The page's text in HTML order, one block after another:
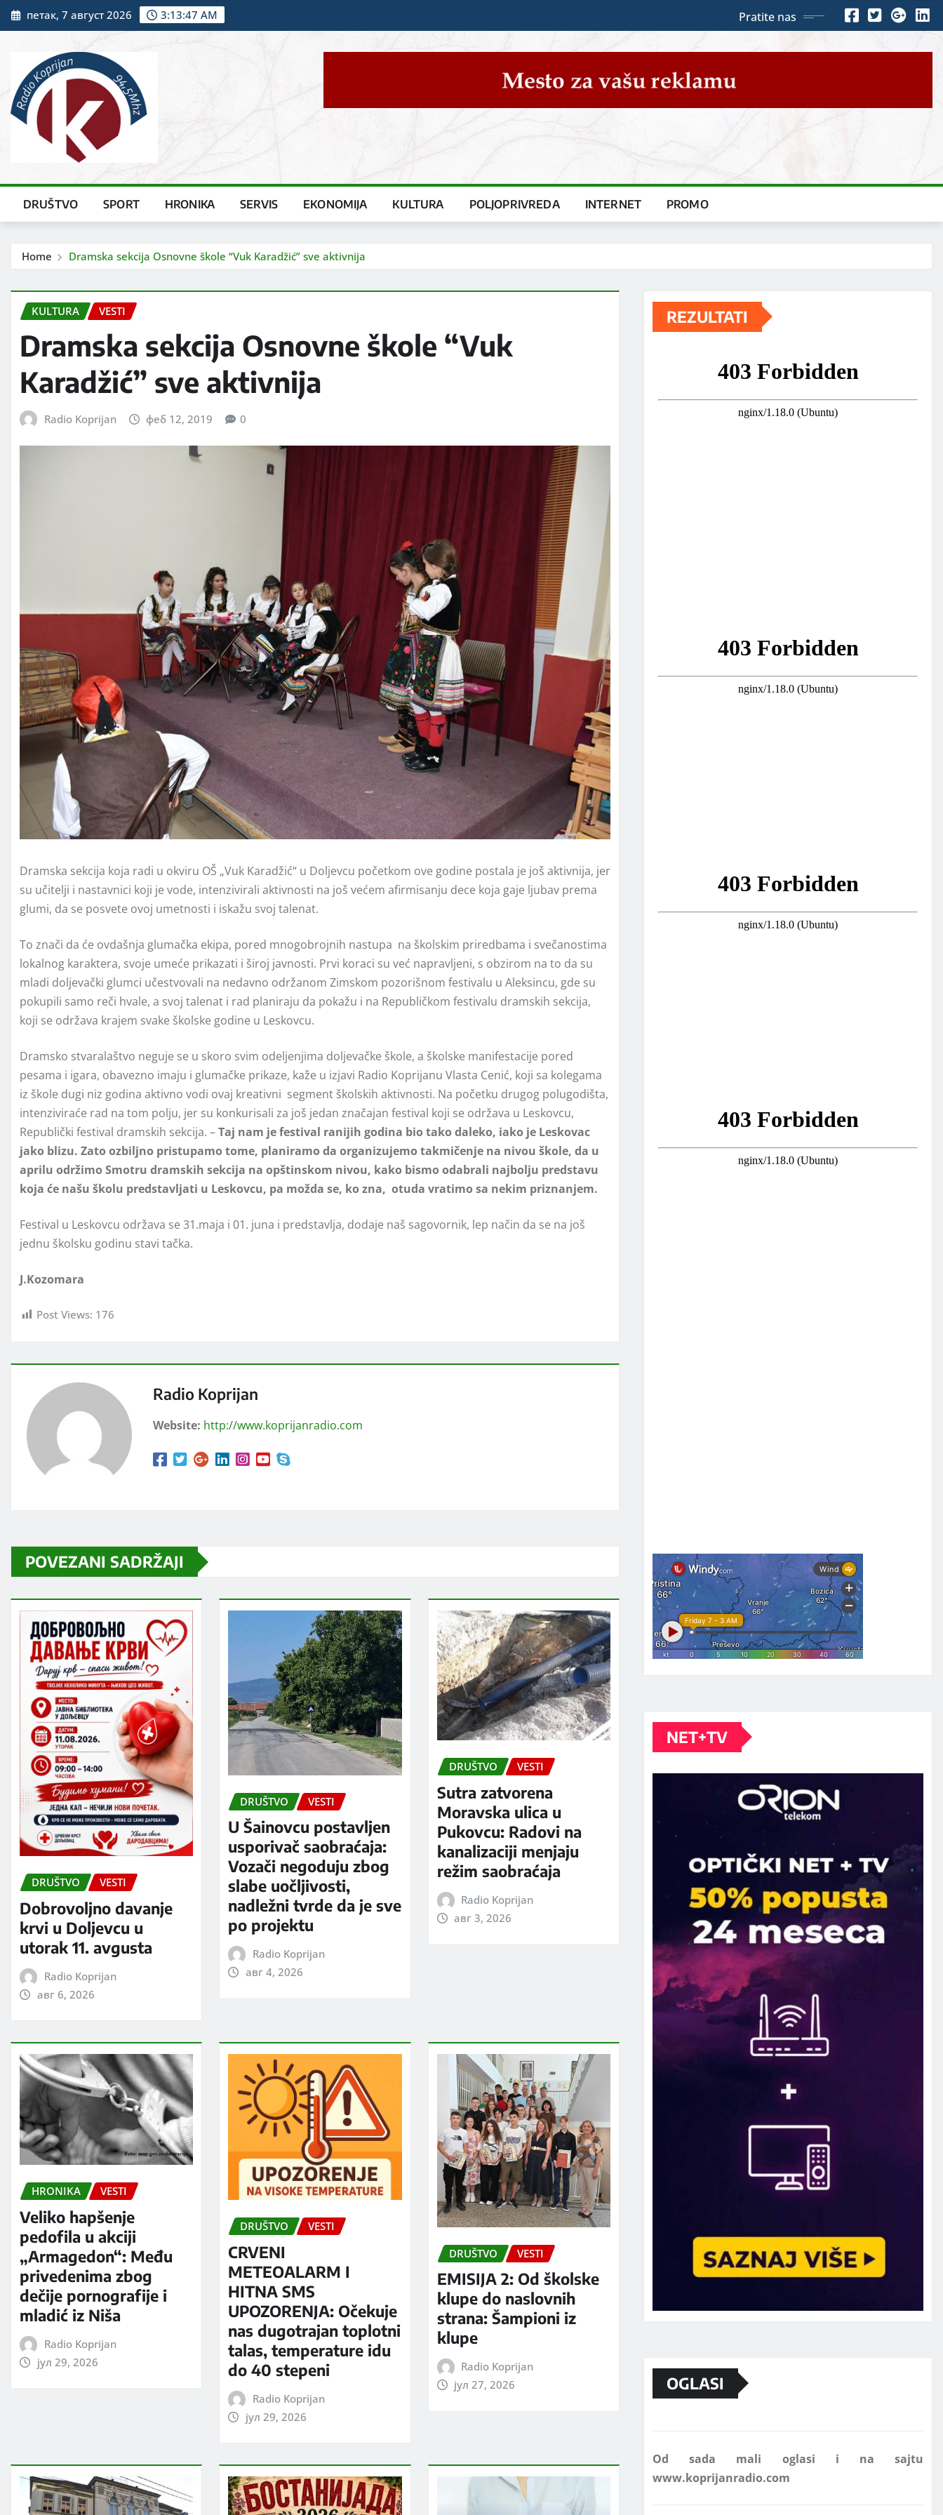
Skip
to
петак, 7 август 2026 3:13:48 AM Pratite nas
DRUŠTVO SPORT HRONIKA SERVIS EKONOMIJA KULTURA POLJOPRIVREDA INTERNET PROMO
Home Dramska sekcija Osnovne škole “Vuk Karadžić” sve aktivnija
KULTURA VESTI
Dramska sekcija Osnovne škole “Vuk
Karadžić” sve aktivnija
Radio Koprijan феб 12, 2019 0
Dramska sekcija koja radi u okviru OŠ „Vuk Karadžić“ u Doljevcu početkom ove godine postala je još aktivnija, jer
su učitelji i nastavnici koji je vode, intenzivirali aktivnosti na još većem afirmisanju dece koja gaje ljubav prema
glumi, da se posvete ovoj umetnosti i iskažu svoj talenat.
To znači da će ovdašnja glumačka ekipa, pored mnogobrojnih nastupa na školskim priredbama i svečanostima
lokalnog karaktera, svoje umeće prikazati i široj javnosti. Prvi koraci su već napravljeni, s obzirom na to da su
mladi doljevački glumci učestvovali na nedavno održanom Zimskom pozorišnom festivalu u Aleksincu, gde su
pokupili samo reči hvale, a svoj talenat i rad planiraju da pokažu i na Republičkom festivalu dramskih sekcija,
koji se održava krajem svake školske godine u Leskovcu.
Dramsko stvaralaštvo neguje se u skoro svim odeljenjima doljevačke škole, a školske manifestacije pored
pesama i igara, obavezno imaju i glumačke prikaze, kaže u izjavi Radio Koprijanu Vlasta Cenić, koji sa kolegama
iz škole dugi niz godina aktivno vodi ovaj kreativni segment školskih aktivnosti. Na početku drugog polugodišta,
intenziviraće rad na tom polju, jer su konkurisali za još jedan značajan festival koji se održava u Leskovcu,
Republički festival dramskih sekcija. –Taj nam je festival ranijih godina bio tako daleko, iako je Leskovac
jako blizu. Zato ozbiljno pristupamo tome, planiramo da organizujemo takmičenje na nivou škole, da u
aprilu održimo Smotru dramskih sekcija na opštinskom nivou, kako bismo odabrali najbolju predstavu
koja će našu školu predstavljati u Leskovcu, pa možda se, ko zna, otuda vratimo sa nekim priznanjem.
Festival u Leskovcu održava se 31.maja i 01. juna i predstavlja, dodaje naš sagovornik, lep način da se na još
jednu školsku godinu stavi tačka.
J.Kozomara
Post Views: 176
Radio Koprijan
Website: http://www.koprijanradio.com
POVEZANI SADRŽAJI
DRUŠTVO VESTI
Dobrovoljno davanje
krvi u Doljevcu u
utorak 11. avgusta
Radio Koprijan
авг 6, 2026
DRUŠTVO VESTI
U Šainovcu postavljen
usporivač saobraćaja:
Vozači negoduju zbog
slabe uočljivosti,
nadležni tvrde da je sve
po projektu
Radio Koprijan
авг 4, 2026
DRUŠTVO VESTI
Sutra zatvorena
Moravska ulica u
Pukovcu: Radovi na
kanalizaciji menjaju
režim saobraćaja
Radio Koprijan
авг 3, 2026
HRONIKA VESTI
Veliko hapšenje
pedofila u akciji
„Armagedon“: Među
privedenima zbog
dečije pornografije i
mladić iz Niša
Radio Koprijan
јул 29, 2026
DRUŠTVO VESTI
CRVENI
METEOALARM I
HITNA SMS
UPOZORENJA: Očekuje
nas dugotrajan toplotni
talas, temperature idu
do 40 stepeni
Radio Koprijan
јул 29, 2026
DRUŠTVO VESTI
EMISIJA 2: Od školske
klupe do naslovnih
strana: Šampioni iz
klupe
Radio Koprijan
јул 27, 2026
REZULTATI
NET+TV
OGLASI
Marketing telefon 062 463 002